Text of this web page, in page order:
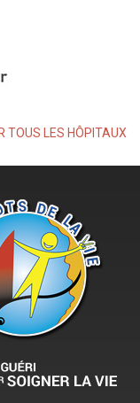
TOUS LES HÔPITAUX